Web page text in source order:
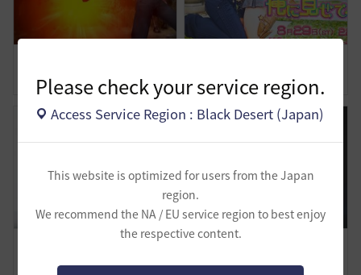
Please check your service region.
Access Service Region : Black Desert (Japan)
This website is optimized for users from the Japan
region.
We recommend the NA / EU service region to best enjoy
the respective content.
1 0 3 0
わたしの旅路-覚醒ノヴァ
0
美容の時間
0 0